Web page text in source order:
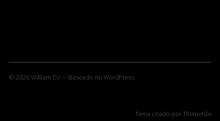
© 2026William DJ — Baseado no WordPress
Tema criado porThemeIsle